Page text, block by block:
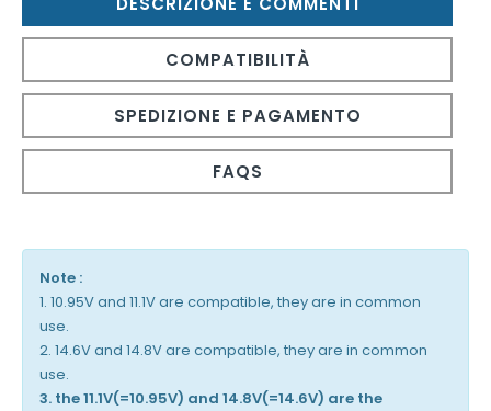
COMPATIBILITÀ
SPEDIZIONE E PAGAMENTO
FAQS
Note :
1. 10.95V and 11.1V are compatible, they are in common
use.
2. 14.6V and 14.8V are compatible, they are in common
use.
3. the 11.1V(=10.95V) and 14.8V(=14.6V) are the